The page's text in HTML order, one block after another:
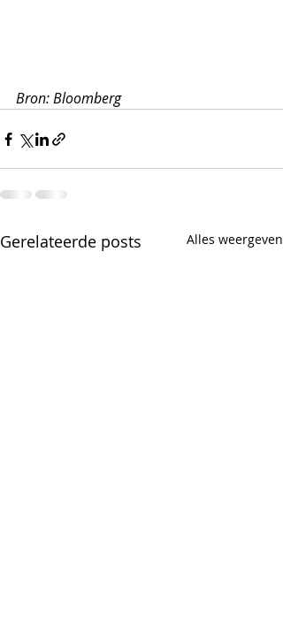
Bron: Bloomberg
Gerelateerde posts Alles weergeven